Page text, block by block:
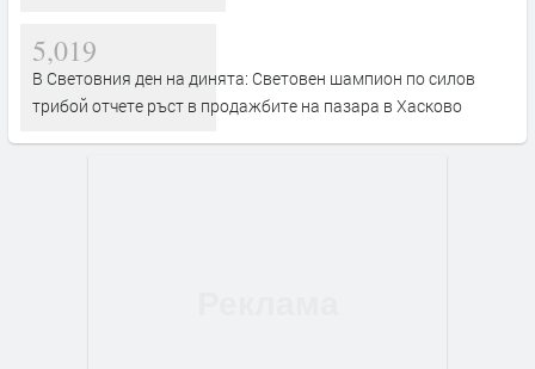
5,019
В Световния ден на динята: Световен шампион по силов
трибой отчете ръст в продажбите на пазара в Хасково